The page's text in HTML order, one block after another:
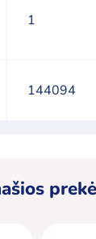
1
144094